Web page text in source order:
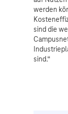
werden
sind die
sind.“